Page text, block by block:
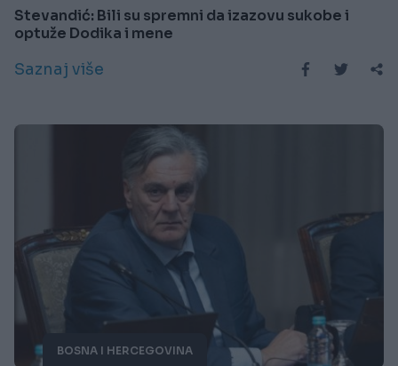
Stevandić: Bili su spremni da izazovu sukobe i
optuže Dodika i mene
Saznaj više
BOSNA I HERCEGOVINA